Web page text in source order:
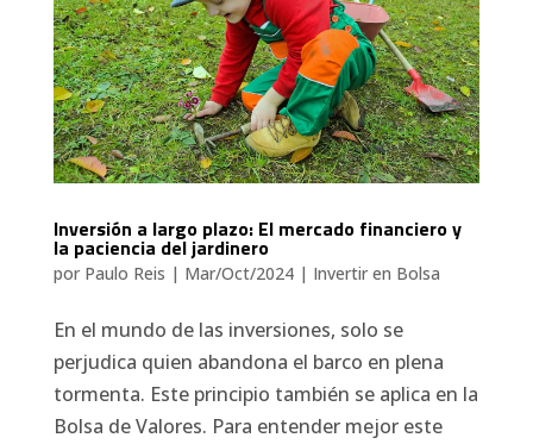
Inversión a largo plazo: El mercado financiero y
la paciencia del jardinero
por Paulo Reis | Mar/Oct/2024| Invertir en Bolsa
En el mundo de las inversiones, solo se
perjudica quien abandona el barco en plena
tormenta. Este principio también se aplica en la
Bolsa de Valores. Para entender mejor este